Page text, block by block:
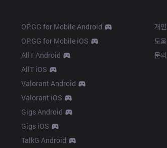
OP.GG for Mobile Android
OP.GG for Mobile iOS
AllT Android
AllT iOS
Valorant Android
Valorant iOS
Gigs Android
Gigs iOS
TalkG Android
개
도
문